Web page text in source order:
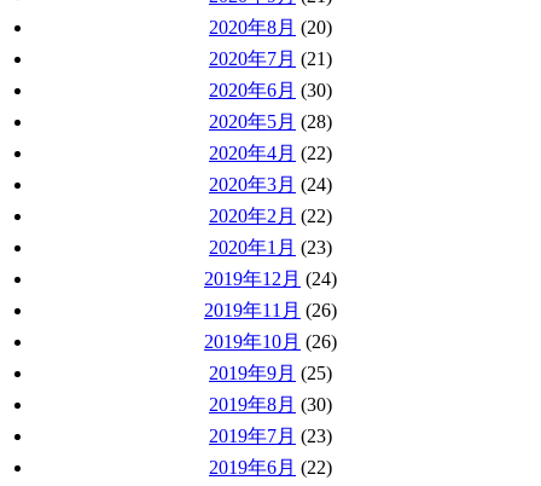
2020年8月 (20)
2020年7月 (21)
2020年6月 (30)
2020年5月 (28)
2020年4月 (22)
2020年3月 (24)
2020年2月 (22)
2020年1月 (23)
2019年12月 (24)
2019年11月 (26)
2019年10月 (26)
2019年9月 (25)
2019年8月 (30)
2019年7月 (23)
2019年6月 (22)